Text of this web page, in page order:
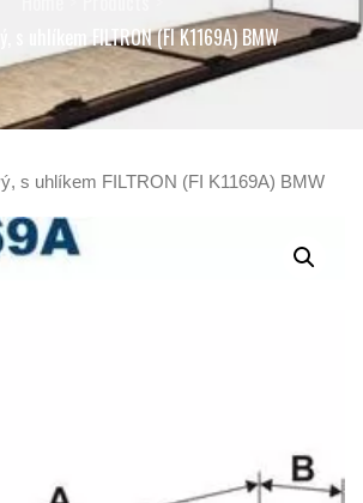
s uhlíkem FILTRON (FI K1169A) BMW
s uhlíkem FILTRON (FI K1169A) BMW